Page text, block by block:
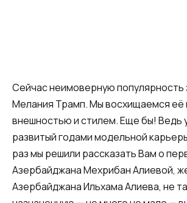
Сейчас неимоверную популярность
Мелания Трамп. Мы восхищаемся её
внешностью и стилем. Еще бы! Ведь
развитый годами модельной
раз мы решили рассказать Вам о
Азербайджана Мехрибан Алиевой,
Азербайджана Ильхама Алиева, не